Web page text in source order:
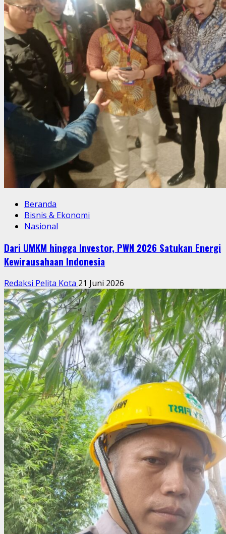
Beranda
Bisnis & Ekonomi
Nasional
Dari UMKM hingga Investor, PWN 2026 Satukan Energi
Kewirausahaan Indonesia
Redaksi Pelita Kota 21 Juni 2026